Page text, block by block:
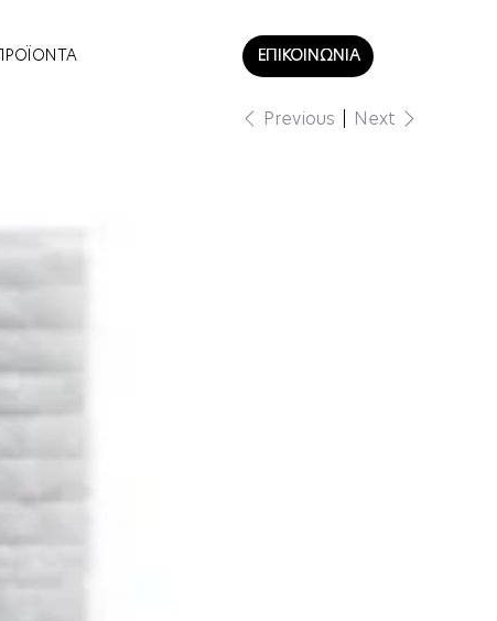
ΠΡΟΪΟΝΤΑ ΕΠΙΚΟΙΝΩΝΙΑ
Previous Next